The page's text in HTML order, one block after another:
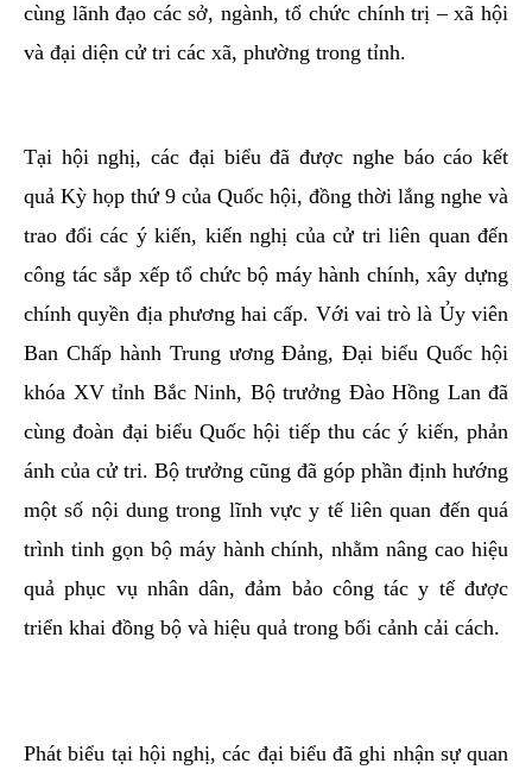
cùng lãnh đạo các sở, ngành, tổ chức chính trị – xã hội
và đại diện cử tri các xã, phường trong tỉnh.
Tại hội nghị, các đại biểu đã được nghe báo cáo kết
quả Kỳ họp thứ 9 của Quốc hội, đồng thời lắng nghe và
trao đổi các ý kiến, kiến nghị của cử tri liên quan đến
công tác sắp xếp tổ chức bộ máy hành chính, xây dựng
chính quyền địa phương hai cấp. Với vai trò là Ủy viên
Ban Chấp hành Trung ương Đảng, Đại biểu Quốc hội
khóa XV tỉnh Bắc Ninh, Bộ trưởng Đào Hồng Lan đã
cùng đoàn đại biểu Quốc hội tiếp thu các ý kiến, phản
ánh của cử tri. Bộ trưởng cũng đã góp phần định hướng
một số nội dung trong lĩnh vực y tế liên quan đến quá
trình tinh gọn bộ máy hành chính, nhằm nâng cao hiệu
quả phục vụ nhân dân, đảm bảo công tác y tế được
triển khai đồng bộ và hiệu quả trong bối cảnh cải cách.
Phát biểu tại hội nghị, các đại biểu đã ghi nhận sự quan